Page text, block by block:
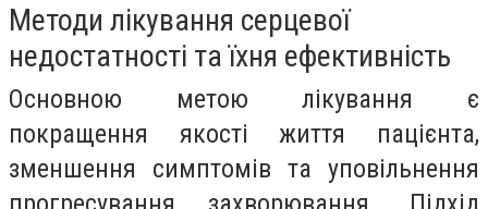
Методи лікування серцевої
недостатності та їхня ефективність
Основною метою лікування є
покращення якості життя пацієнта,
зменшення симптомів та уповільнення